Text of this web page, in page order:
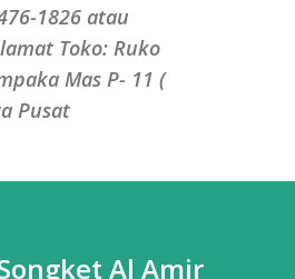
1826 atau
Toko: Ruko
Mas P- 11 (
Pusat
Al Amir